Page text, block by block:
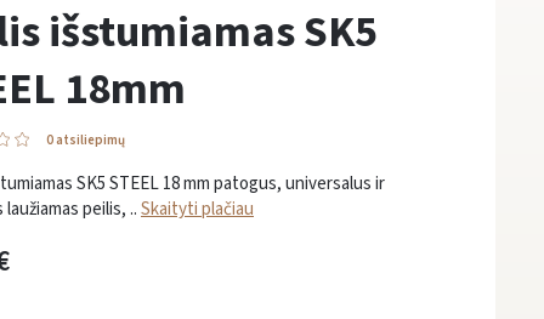
išstumiamas SK5
18mm
0 atsiliepimų
SK5 STEEL 18 mm patogus, universalus ir
peilis, ..Skaityti plačiau